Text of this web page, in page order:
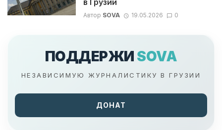
в Грузии
Автор SOVA 19.05.2026 0
ПОДДЕРЖИ SOVA
НЕЗАВИСИМУЮ ЖУРНАЛИСТИКУ В ГРУЗИИ
ДОНАТ